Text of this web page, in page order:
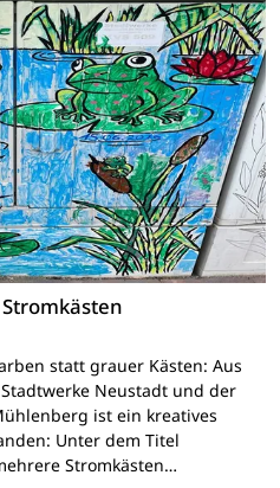
statt grauer Kästen: Aus
Neustadt und der
ist ein kreatives
Unter dem Titel
Stromkästen…